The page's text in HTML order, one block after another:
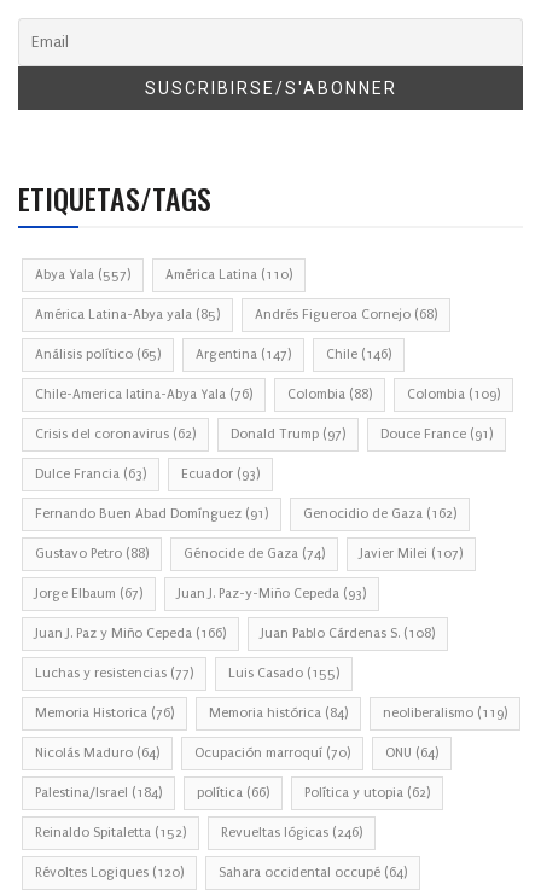
ETIQUETAS/TAGS
Abya Yala (557) América Latina (110)
América Latina-Abya yala (85) Andrés Figueroa Cornejo (68)
Análisis político (65) Argentina (147) Chile (146)
Chile-America latina-Abya Yala (76) Colombia (88) Colombia (109)
Crisis del coronavirus (62) Donald Trump (97) Douce France (91)
Dulce Francia (63) Ecuador (93)
Fernando Buen Abad Domínguez (91) Genocidio de Gaza (162)
Gustavo Petro (88) Génocide de Gaza (74) Javier Milei (107)
Jorge Elbaum (67) Juan J. Paz-y-Miño Cepeda (93)
Juan J. Paz y Miño Cepeda (166) Juan Pablo Cárdenas S. (108)
Luchas y resistencias (77) Luis Casado (155)
Memoria Historica (76) Memoria histórica (84) neoliberalismo (119)
Nicolás Maduro (64) Ocupación marroquí (70) ONU (64)
Palestina/Israel (184) política (66) Política y utopia (62)
Reinaldo Spitaletta (152) Revueltas lógicas (246)
Révoltes Logiques (120) Sahara occidental occupé (64)